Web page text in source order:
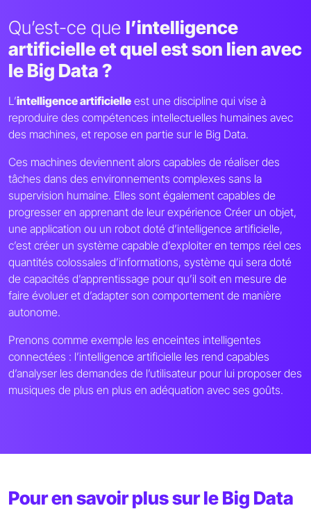
Qu’est-ce que l’intelligence
artificielle et quel est son lien avec
le Big Data ?
L’intelligence artificielle est une discipline qui vise à
reproduire des compétences intellectuelles humaines avec
des machines, et repose en partie sur le Big Data.
Ces machines deviennent alors capables de réaliser des
tâches dans des environnements complexes sans la
supervision humaine. Elles sont également capables de
progresser en apprenant de leur expérience Créer un objet,
une application ou un robot doté d’intelligence artificielle,
c’est créer un système capable d’exploiter en temps réel ces
quantités colossales d’informations, système qui sera doté
de capacités d’apprentissage pour qu’il soit en mesure de
faire évoluer et d’adapter son comportement de manière
autonome.
Prenons comme exemple les enceintes intelligentes
connectées : l’intelligence artificielle les rend capables
d’analyser les demandes de l’utilisateur pour lui proposer des
musiques de plus en plus en adéquation avec ses goûts.
Pour en savoir plus sur le Big Data